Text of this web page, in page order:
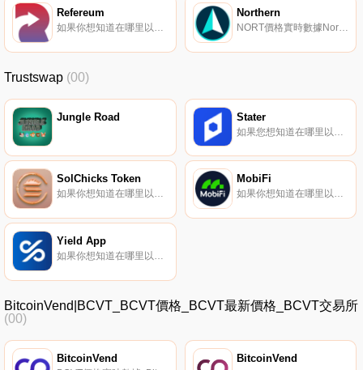
Refereum
如果你想知道在哪里以當前價格購買Refereum,目前交易{Refereum]股票的頂級加密貨幣交易所是Gate.io、UpRFRt、HitBTC和Bitbns。您可以在我們的加密貨幣交易所頁面上找到其他列表。Refereum（RFR）是一種加密貨幣,在以太坊平臺上運行.
Northern
NORT價格實時數據Northern基于Quark哈希算法,并利用利益證明共識機制。{二進制}-；的目標是積極發展自己的加密貨幣交易所-https://nortexchange.com.
Trustswap (00)
Jungle Road Stater
SolChicks Token
如果你想知道在哪里以當前價格購買SolChicks Token,目前交易{SolChicks Token]股票的頂級加密貨幣交易所是Gate.io、Jupiter和Raydium。您可以在我們的加密貨幣交易所頁面上找到其他列表.
MobiFi
如果你想知道在哪里以當前價格購買MoMoFiFi,目前交易{MoMoFiFi]股票的頂級加密貨幣交易所是Gate.io、LATOKEN和Uniswap（V2）。您可以在我們的加密貨幣交易所頁面上找到其他列表.
Yield App
如果你想知道在哪里以當前價格購買Yield App,目前交易{Yield App]股票的頂級加密貨幣交易所是KuCoin、Gate.io、AscendEX（BitMax）、BitGlobal和Bittrex。您可以在我們的加密貨幣交易所頁面上找到其他列表.
BitcoinVend|BCVT_BCVT價格_BCVT最新價格_BCVT交易所
(00)
BitcoinVend BitcoinVend